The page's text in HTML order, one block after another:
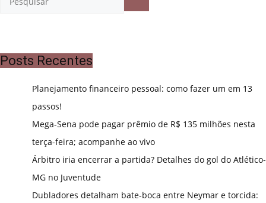
Posts Recentes
Planejamento financeiro pessoal: como fazer um em 13
passos!
Mega-Sena pode pagar prêmio de R$ 135 milhões nesta
terça-feira; acompanhe ao vivo
Árbitro iria encerrar a partida? Detalhes do gol do Atlético-
MG no Juventude
Dubladores detalham bate-boca entre Neymar e torcida: